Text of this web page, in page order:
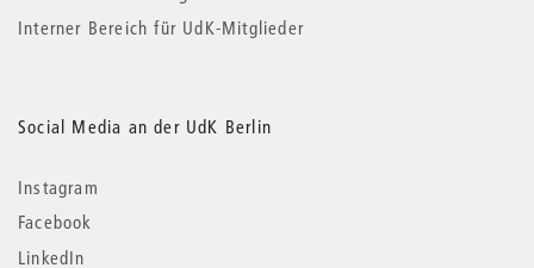
Interner Bereich für UdK-Mitglieder
Social Media an der UdK Berlin
Instagram
Facebook
LinkedIn